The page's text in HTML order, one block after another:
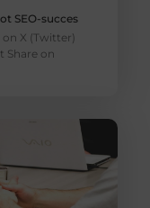
SEO-succes
on X (Twitter)
Share on